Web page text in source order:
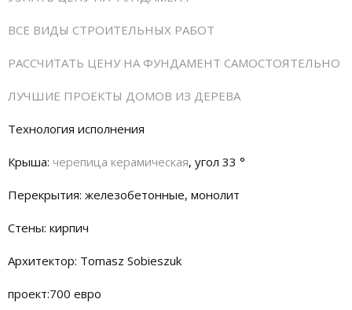
ВСЕ ВИДЫ СТРОИТЕЛЬНЫХ РАБОТ
РАССЧИТАТЬ ЦЕНУ НА ФУНДАМЕНТ САМОСТОЯТЕЛЬНО
ЛУЧШИЕ ПРОЕКТЫ ДОМОВ ИЗ ДЕРЕВА
Технология исполнения
Крыша: черепица керамическая, угол 33 °
Перекрытия: железобетонные, монолит
Стены: кирпич
Архитектор: Tomasz Sobieszuk
проект:700 евро